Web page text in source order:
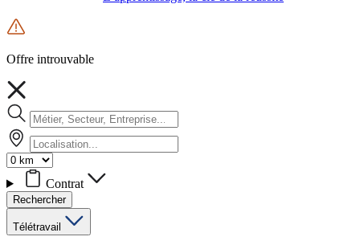
Offre introuvable
Contrat
Rechercher
Télétravail